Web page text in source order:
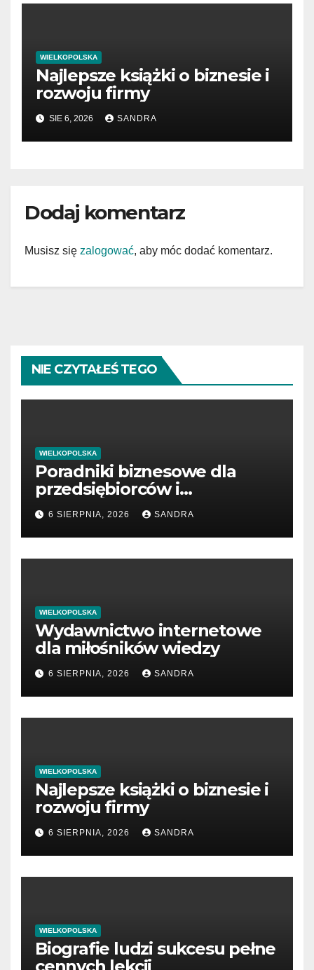
WIELKOPOLSKA
Najlepsze książki o biznesie i
rozwoju firmy
SIE 6, 2026 SANDRA
Dodaj komentarz
Musisz się zalogować, aby móc dodać komentarz.
NIE CZYTAŁEŚ TEGO
WIELKOPOLSKA
Poradniki biznesowe dla
przedsiębiorców i
menedżerów
6 SIERPNIA, 2026 SANDRA
WIELKOPOLSKA
Wydawnictwo internetowe
dla miłośników wiedzy
6 SIERPNIA, 2026 SANDRA
WIELKOPOLSKA
Najlepsze książki o biznesie i
rozwoju firmy
6 SIERPNIA, 2026 SANDRA
WIELKOPOLSKA
Biografie ludzi sukcesu pełne